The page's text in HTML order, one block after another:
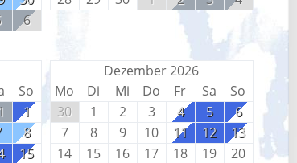
6
So
1
8
15
Dezember 2026
Mo
Di Mi Do Fr Sa
So
30
1 2 3 4 5
6
7
8 9 10 11 12
13
14
15 16 17 18 19
20